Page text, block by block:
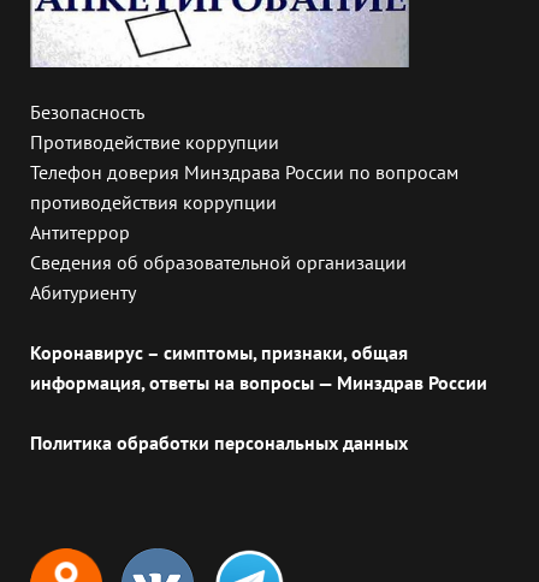
Безопасность
Противодействие коррупции
Телефон доверия Минздрава России по вопросам
противодействия коррупции
Антитеррор
Сведения об образовательной организации
Абитуриенту
Коронавирус – симптомы, признаки, общая
информация, ответы на вопросы — Минздрав России
Политика обработки персональных данных